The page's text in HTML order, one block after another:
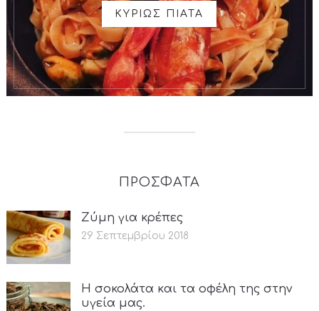
ΚΥΡΙΩΣ ΠΙΑΤΑ
ΠΡΟΣΦΑΤΑ
Ζύμη για κρέπες
29 Σεπτεμβρίου 2018
Η σοκολάτα και τα οφέλη της στην
υγεία μας.